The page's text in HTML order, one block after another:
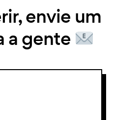
envie um
a gente